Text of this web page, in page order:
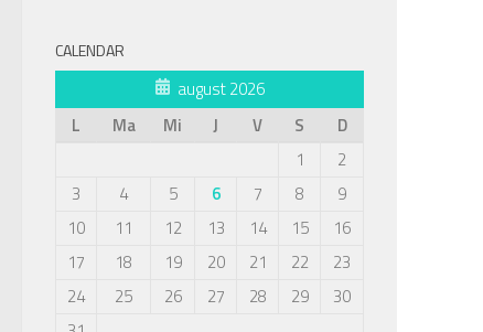
CALENDAR
august 2026
L
Ma Mi J V S
D
1
2
3
4 5 6 7 8
9
10
11 12 13 14 15
16
17
18 19 20 21 22
23
24
25 26 27 28 29
30